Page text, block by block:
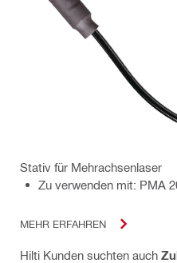
Stativ für Mehrachsenlaser
Zu verwenden mit: PMA
MEHR ERFAHREN
Hilti Kunden suchten auch